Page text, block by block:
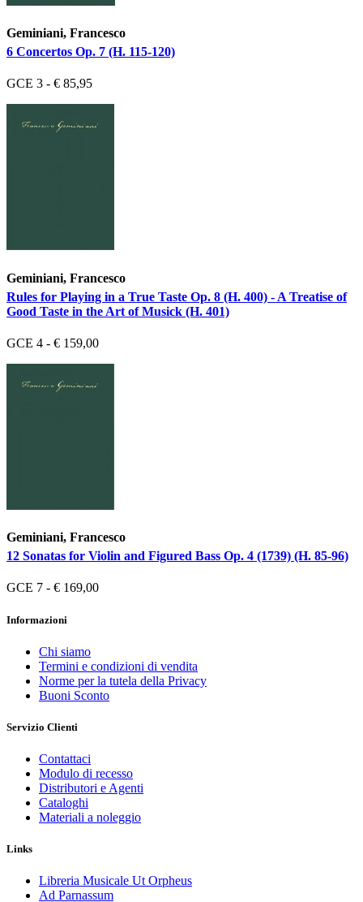
Geminiani, Francesco
6 Concertos Op. 7 (H. 115-120)
GCE 3 - € 85,95
Geminiani, Francesco
Rules for Playing in a True Taste Op. 8 (H. 400) - A Treatise of
Good Taste in the Art of Musick (H. 401)
GCE 4 - € 159,00
Geminiani, Francesco
12 Sonatas for Violin and Figured Bass Op. 4 (1739) (H. 85-96)
GCE 7 - € 169,00
Informazioni
Chi siamo
Termini e condizioni di vendita
Norme per la tutela della Privacy
Buoni Sconto
Servizio Clienti
Contattaci
Modulo di recesso
Distributori e Agenti
Cataloghi
Materiali a noleggio
Links
Libreria Musicale Ut Orpheus
Ad Parnassum